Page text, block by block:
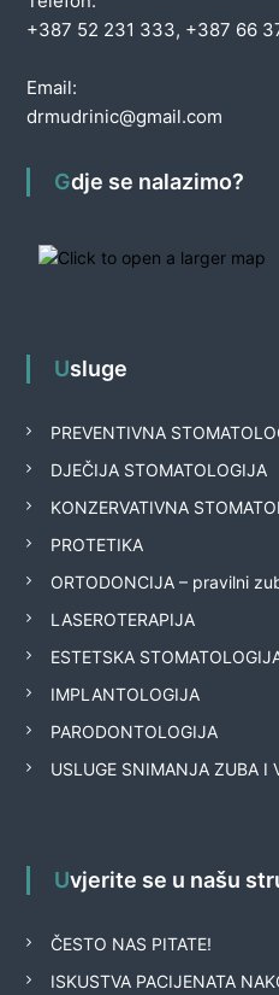
+387 52 231 333, +387 66
Email:
drmudrinic@gmail.com
Gdje se nalazimo?
Usluge
PREVENTIVNA
DJEČIJA STOMATOLOGIJA
KONZERVATIVNA
PROTETIKA
ORTODONCIJA – pravilni
LASEROTERAPIJA
ESTETSKA
IMPLANTOLOGIJA
PARODONTOLOGIJA
USLUGE SNIMANJA ZUBA I
Uvjerite se u našu
ČESTO NAS PITATE!
ISKUSTVA PACIJENATA